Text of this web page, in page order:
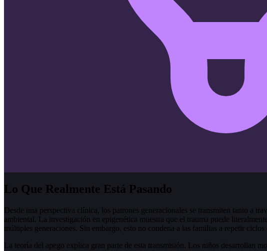
Lo Que Realmente Está Pasando
Desde una perspectiva clínica, los patrones generacionales se transmiten tanto a
ambiental. La investigación en epigenética muestra que el trauma puede
múltiples generaciones. Sin embargo, esto no condena a las familias a repetir ciclos
La teoría del apego explica gran parte de esta transmisión. Los niños desarrollan